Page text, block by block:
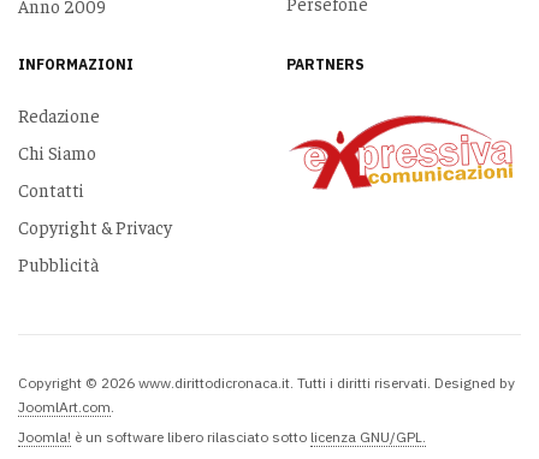
Anno 2009
INFORMAZIONI
Redazione
Chi Siamo
Contatti
Copyright & Privacy
Pubblicità
PARTNERS
Copyright © 2026 www.dirittodicronaca.it. Tutti i diritti riservati. Designed by
JoomlArt.com.
Joomla! è un software libero rilasciato sotto licenza GNU/GPL.